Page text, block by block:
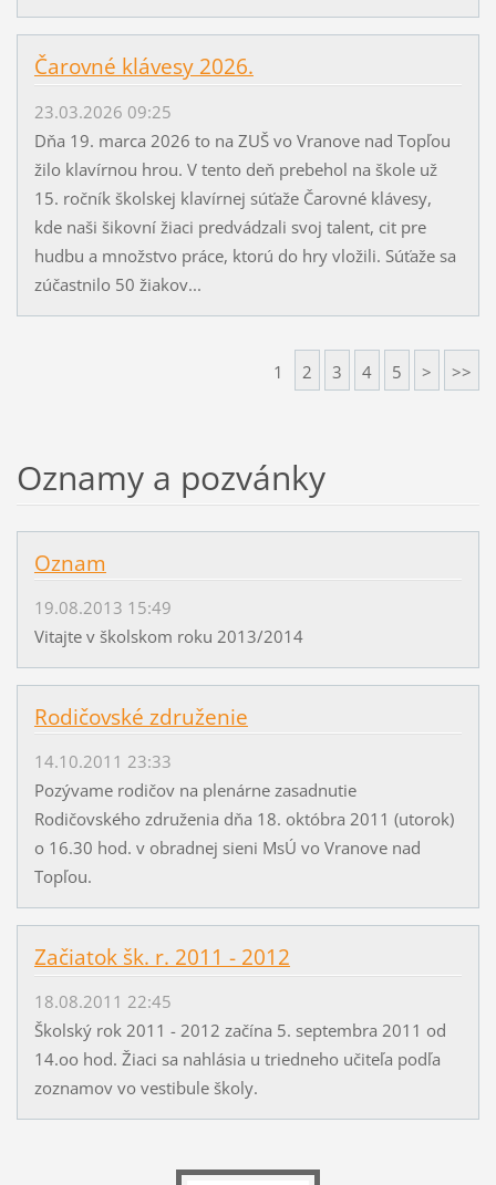
Čarovné klávesy 2026.
23.03.2026 09:25
Dňa 19. marca 2026 to na ZUŠ vo Vranove nad Topľou
žilo klavírnou hrou. V tento deň prebehol na škole už
15. ročník školskej klavírnej súťaže Čarovné klávesy,
kde naši šikovní žiaci predvádzali svoj talent, cit pre
hudbu a množstvo práce, ktorú do hry vložili. Súťaže sa
zúčastnilo 50 žiakov...
1 2 3 4 5 > >>
Oznamy a pozvánky
Oznam
19.08.2013 15:49
Vitajte v školskom roku 2013/2014
Rodičovské združenie
14.10.2011 23:33
Pozývame rodičov na plenárne zasadnutie
Rodičovského združenia dňa 18. októbra 2011 (utorok)
o 16.30 hod. v obradnej sieni MsÚ vo Vranove nad
Topľou.
Začiatok šk. r. 2011 - 2012
18.08.2011 22:45
Školský rok 2011 - 2012 začína 5. septembra 2011 od
14.oo hod. Žiaci sa nahlásia u triedneho učiteľa podľa
zoznamov vo vestibule školy.